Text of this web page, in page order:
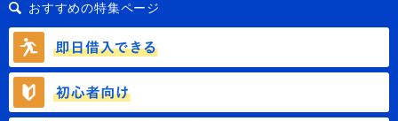
おすすめの特集ページ